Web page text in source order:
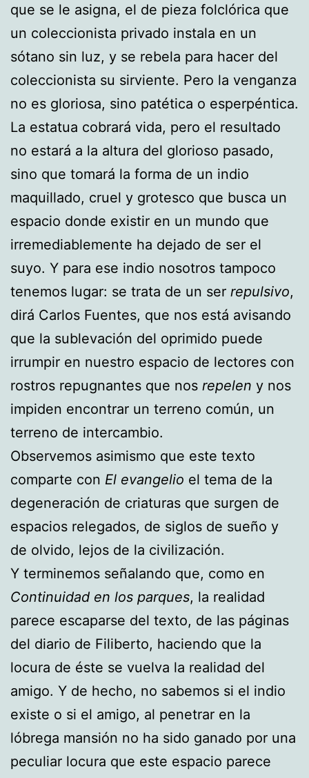
que se le asigna, el de pieza folclórica que
un coleccionista privado instala en un
sótano sin luz, y se rebela para hacer del
coleccionista su sirviente. Pero la venganza
no es gloriosa, sino patética o esperpéntica.
La estatua cobrará vida, pero el resultado
no estará a la altura del glorioso pasado,
sino que tomará la forma de un indio
maquillado, cruel y grotesco que busca un
espacio donde existir en un mundo que
irremediablemente ha dejado de ser el
suyo. Y para ese indio nosotros tampoco
tenemos lugar: se trata de un ser repulsivo,
dirá Carlos Fuentes, que nos está avisando
que la sublevación del oprimido puede
irrumpir en nuestro espacio de lectores con
rostros repugnantes que nos repelen y nos
impiden encontrar un terreno común, un
terreno de intercambio.
Observemos asimismo que este texto
comparte con El evangelio el tema de la
degeneración de criaturas que surgen de
espacios relegados, de siglos de sueño y
de olvido, lejos de la civilización.
Y terminemos señalando que, como en
Continuidad en los parques, la realidad
parece escaparse del texto, de las páginas
del diario de Filiberto, haciendo que la
locura de éste se vuelva la realidad del
amigo. Y de hecho, no sabemos si el indio
existe o si el amigo, al penetrar en la
lóbrega mansión no ha sido ganado por una
peculiar locura que este espacio parece